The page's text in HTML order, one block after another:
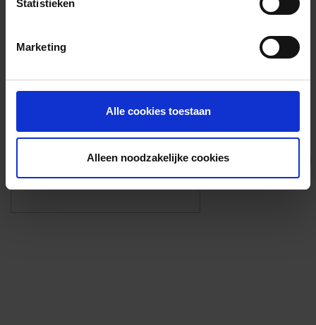
Statistieken
Marketing
Alle cookies toestaan
Alleen noodzakelijke cookies
Foto’s ({{photos.length}})
Eigen foto’s